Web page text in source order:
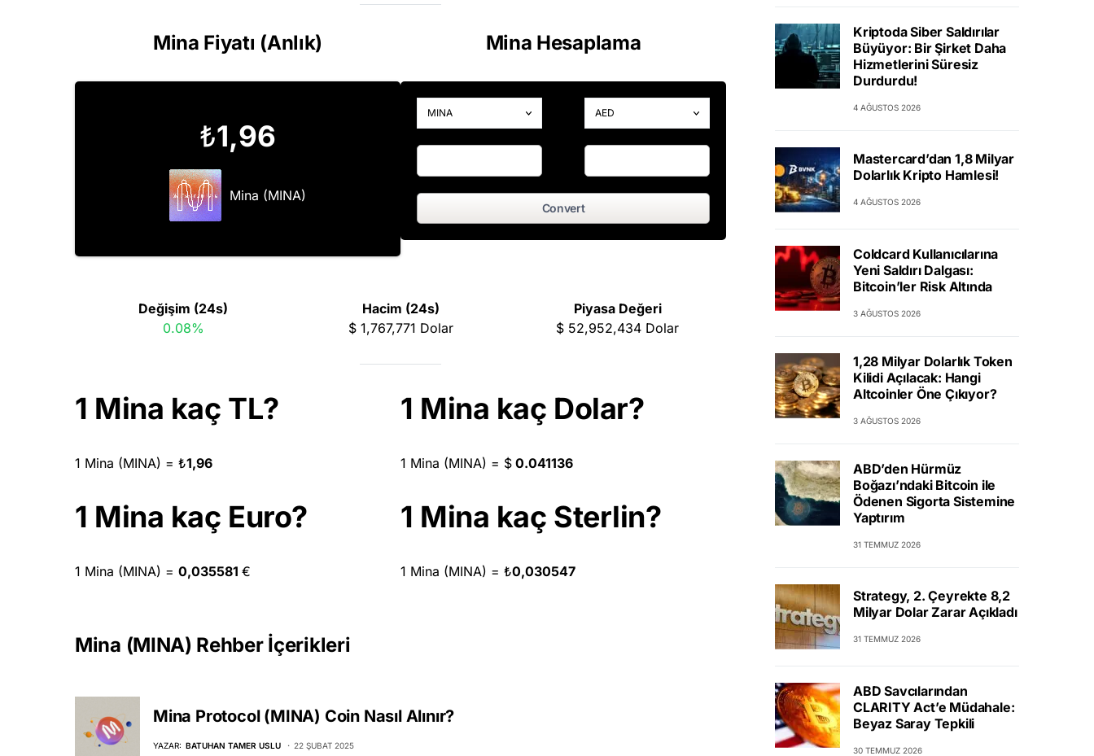
Mina Fiyatı (Anlık)
₺1,96
Mina (MINA)
Mina Hesaplama
Convert
Değişim (24s)
0.08%
Hacim (24s)
$ 1,767,771 Dolar
Piyasa Değeri
$ 52,952,434 Dolar
1 Mina kaç TL?
1 Mina (MINA) = ₺1,96
1 Mina kaç Euro?
1 Mina (MINA) = 0,035581 €
1 Mina kaç Dolar?
1 Mina (MINA) = $ 0.041136
1 Mina kaç Sterlin?
1 Mina (MINA) = ₺0,030547
Mina (MINA) Rehber İçerikleri
Mina Protocol (MINA) Coin Nasıl Alınır?
YAZAR: BATUHAN TAMER USLU 22 ŞUBAT 2025
Kriptoda Siber Saldırılar
Büyüyor: Bir Şirket Daha
Hizmetlerini Süresiz
Durdurdu!
4 AĞUSTOS 2026
Mastercard’dan 1,8 Milyar
Dolarlık Kripto Hamlesi!
4 AĞUSTOS 2026
Coldcard Kullanıcılarına
Yeni Saldırı Dalgası:
Bitcoin’ler Risk Altında
3 AĞUSTOS 2026
1,28 Milyar Dolarlık Token
Kilidi Açılacak: Hangi
Altcoinler Öne Çıkıyor?
3 AĞUSTOS 2026
ABD’den Hürmüz
Boğazı’ndaki Bitcoin ile
Ödenen Sigorta Sistemine
Yaptırım
31 TEMMUZ 2026
Strategy, 2. Çeyrekte 8,2
Milyar Dolar Zarar Açıkladı
31 TEMMUZ 2026
ABD Savcılarından
CLARITY Act’e Müdahale:
Beyaz Saray Tepkili
30 TEMMUZ 2026